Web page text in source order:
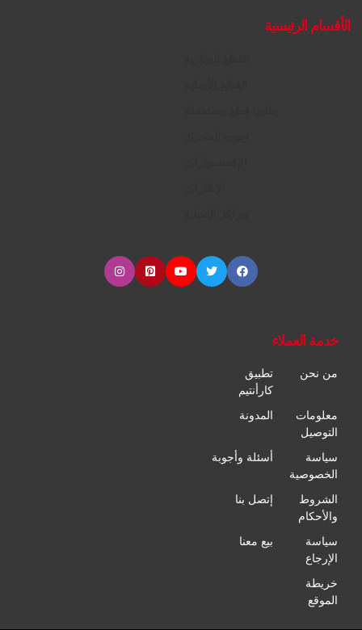
الأقسام الرئيسية
خدمة العملاء
من نحن
تطبيق
كارأنتيم
معلومات
التوصيل
المدونة
سياسة
الخصوصية
أسئلة وأجوبة
الشروط
والأحكام
إتصل بنا
سياسة
الإرجاع
بيع معنا
خريطة
الموقع